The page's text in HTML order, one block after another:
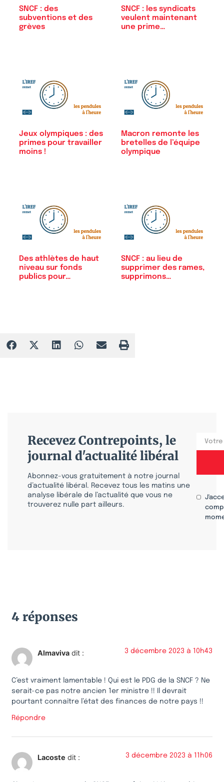
SNCF : des
subventions et des
grèves
SNCF : les syndicats
veulent maintenant
une prime…
Jeux olympiques : des
primes pour travailler
moins !
Macron remonte les
bretelles de l’équipe
olympique
Des athlètes de haut
niveau sur fonds
publics pour…
SNCF : au lieu de
supprimer des rames,
supprimons…
Recevez Contrepoints, le
journal d'actualité libéral
Abonnez-vous gratuitement à notre journal
d’actualité libéral. Recevez tous les matins une
analyse libérale de l’actualité que vous ne
trouverez nulle part ailleurs.
4 réponses
Almaviva dit : 3 décembre 2023 à 10h43
C’est vraiment lamentable ! Qui est le PDG de la SNCF ? Ne
serait-ce pas notre ancien 1er ministre !! Il devrait
pourtant connaître l’état des finances de notre pays !!
Répondre
Lacoste dit : 3 décembre 2023 à 11h06